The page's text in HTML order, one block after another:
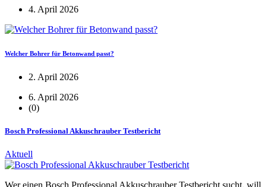
4. April 2026
Welcher Bohrer für Betonwand passt?
2. April 2026
6. April 2026
(0)
Bosch Professional Akkuschrauber Testbericht
Aktuell
Wer einen Bosch Professional Akkuschrauber Testbericht sucht,